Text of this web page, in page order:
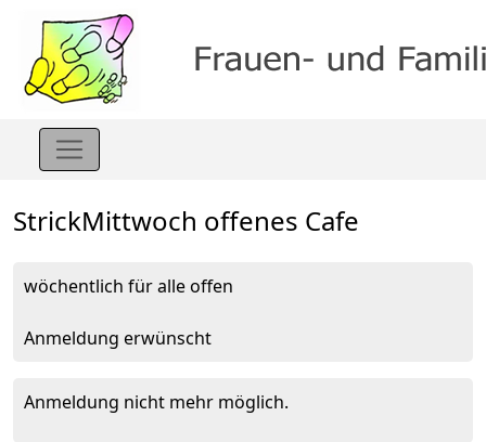
StrickMittwoch offenes Cafe
wöchentlich für alle offen
Anmeldung erwünscht
Anmeldung nicht mehr möglich.